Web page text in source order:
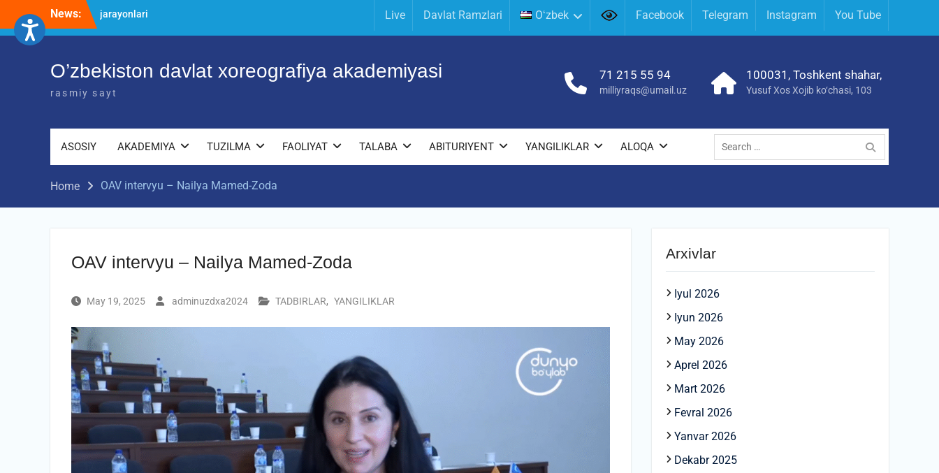
content
News:
O’ZBEKISTON DAVLAT XOREOGRAFIYA
Akademiyada kasbiy ijodiy imtihon
Live Davlat Ramzlari Oʻzbek Facebook Telegram Instagram You Tube
O’zbekiston davlat xoreografiya akademiyasi
rasmiy sayt
71 215 55 94
milliyraqs@umail.uz
100031, Toshkent shahar,
Yusuf Xos Xojib ko‘chasi, 103
ASOSIY AKADEMIYA TUZILMA FAOLIYAT TALABA ABITURIYENT YANGILIKLAR ALOQA
Search
for:
Home OAV intervyu – Nailya Mamed-Zoda
OAV intervyu – Nailya Mamed-Zoda
May 19, 2025 adminuzdxa2024 TADBIRLAR, YANGILIKLAR
Arxivlar
Iyul 2026
Iyun 2026
May 2026
Aprel 2026
Mart 2026
Fevral 2026
Yanvar 2026
Dekabr 2025